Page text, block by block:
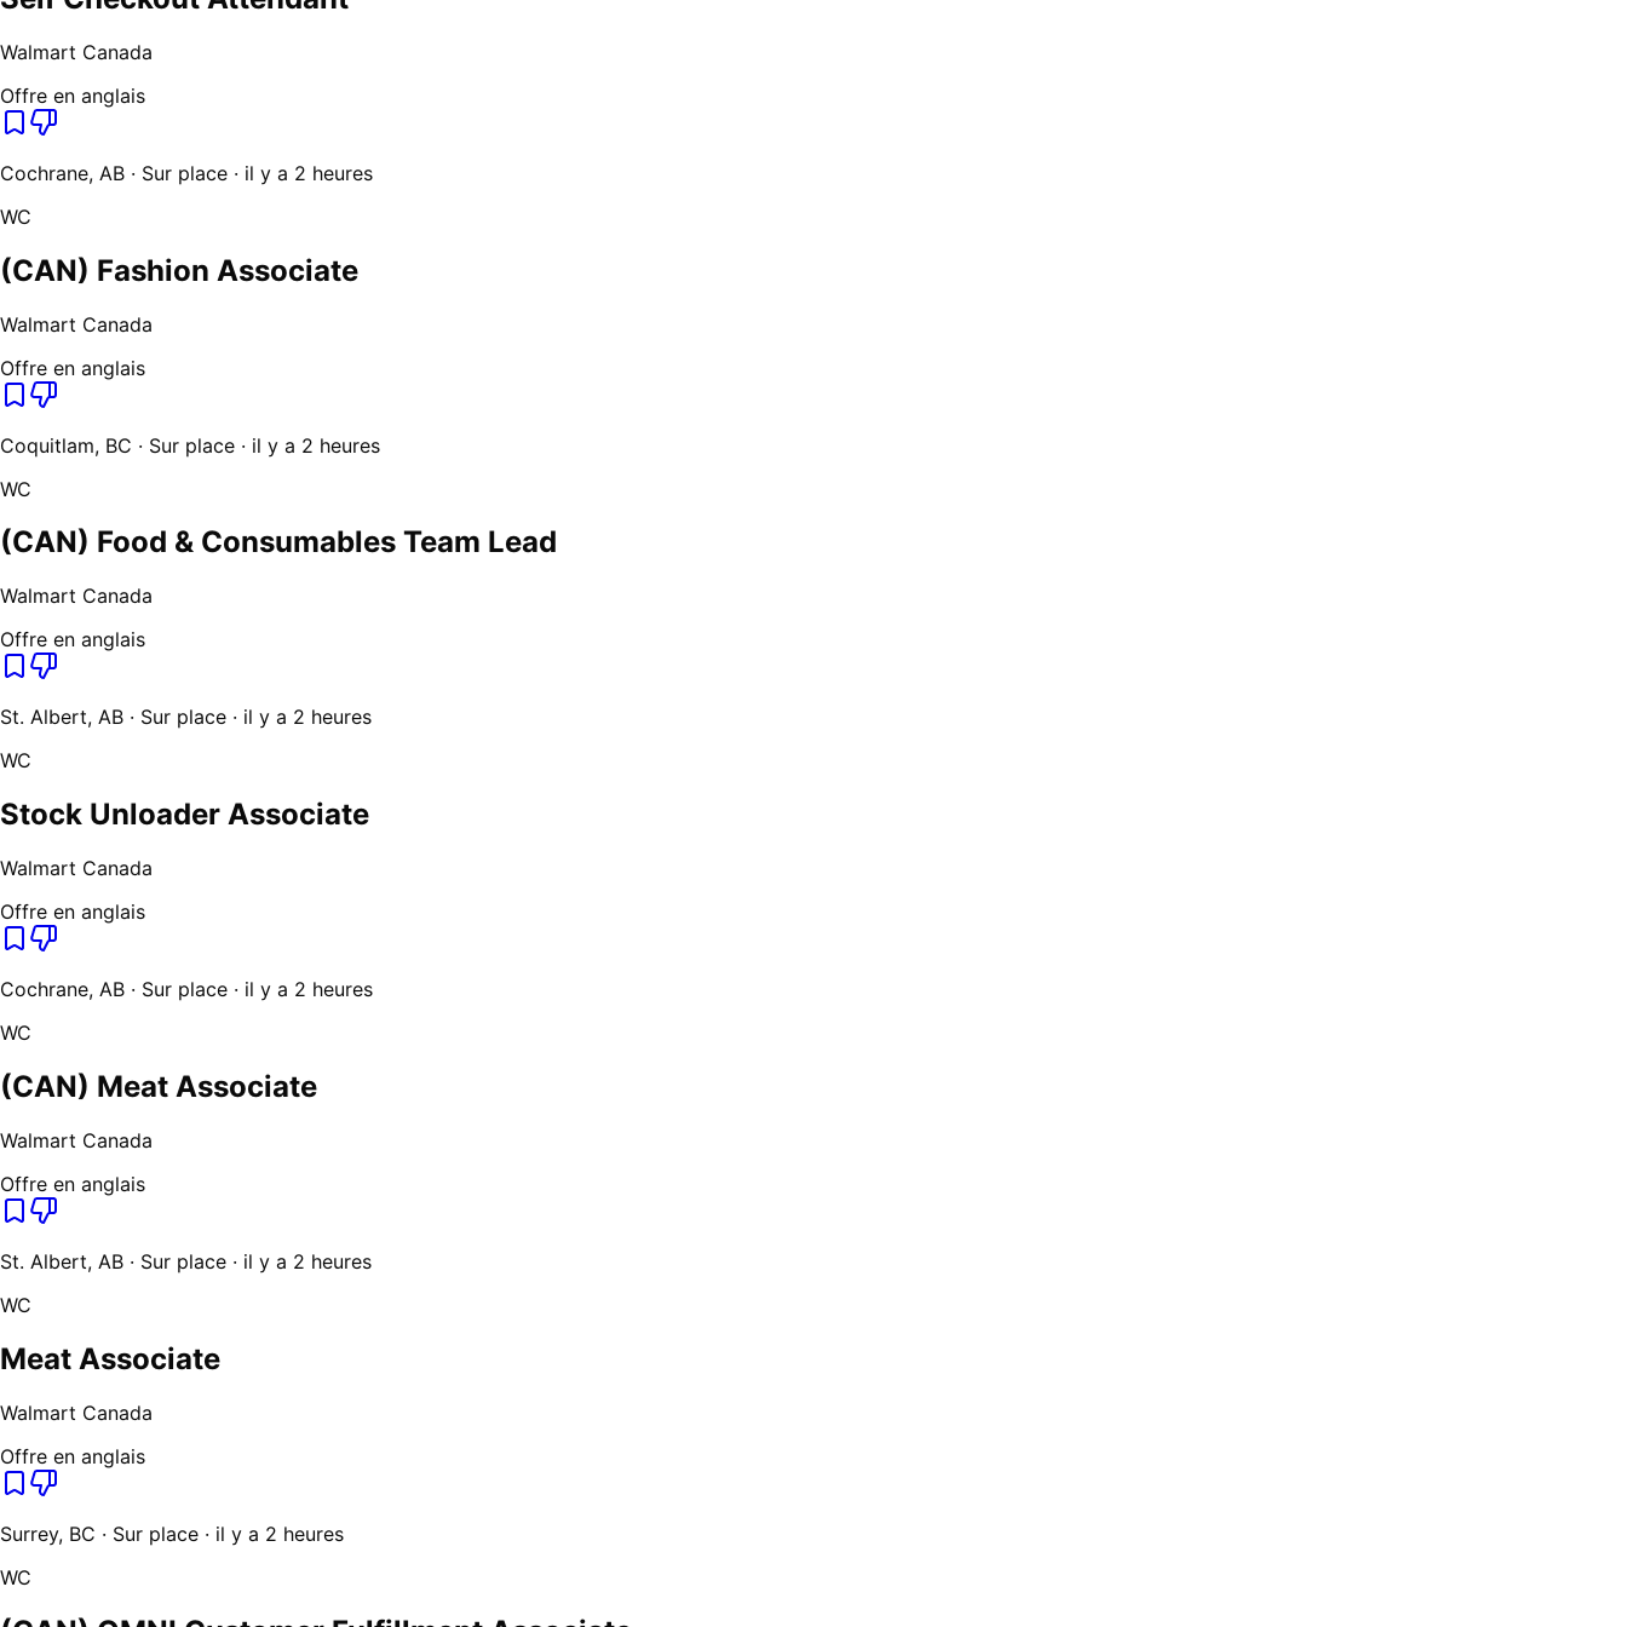
Walmart Canada
Offre en anglais
Cochrane, AB · Sur place · il y a 2 heures
WC
(CAN) Fashion Associate
Walmart Canada
Offre en anglais
Coquitlam, BC · Sur place · il y a 2 heures
WC
(CAN) Food & Consumables Team Lead
Walmart Canada
Offre en anglais
St. Albert, AB · Sur place · il y a 2 heures
WC
Stock Unloader Associate
Walmart Canada
Offre en anglais
Cochrane, AB · Sur place · il y a 2 heures
WC
(CAN) Meat Associate
Walmart Canada
Offre en anglais
St. Albert, AB · Sur place · il y a 2 heures
WC
Meat Associate
Walmart Canada
Offre en anglais
Surrey, BC · Sur place · il y a 2 heures
WC